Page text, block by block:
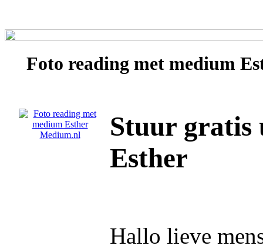
Foto reading met medium
Stuur gratis
Esther
Hallo lieve